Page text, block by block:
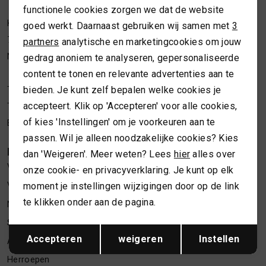
MUTSEN
REGENLAARZEN
SCHOENEN
SHORTS
SIERADEN
SJAALS
SOKKEN
SJAALS
SOKKEN
TASSEN EN RUGZAKKEN
TRUIEN
VESTEN
Kleine Overstraat 36a
7411 JM Deventer
Nederland
Telefoon webshop06 24622202
Telefoon winkel 06 34373619
E-mailadreswebshop@necessariesbymarlou.nl
KLANTENSERVICE
Vacatures
Verzenden en retourneren
Nieuwsbrief inschrijven
Spaarsysteem
Algemene voorwaarden
Herroepen
Analytische cookies
Marketing cookies
Terug Opslaan
functionele cookies zorgen we dat de website
goed werkt. Daarnaast gebruiken wij samen met 3
partners analytische en marketingcookies om jouw
gedrag anoniem te analyseren, gepersonaliseerde
content te tonen en relevante advertenties aan te
bieden. Je kunt zelf bepalen welke cookies je
accepteert. Klik op 'Accepteren' voor alle cookies,
of kies 'Instellingen' om je voorkeuren aan te
passen. Wil je alleen noodzakelijke cookies? Kies
dan 'Weigeren'. Meer weten? Lees hier alles over
onze cookie- en privacyverklaring. Je kunt op elk
moment je instellingen wijzigingen door op de link
te klikken onder aan de pagina.
Accepteren weigeren Instellen